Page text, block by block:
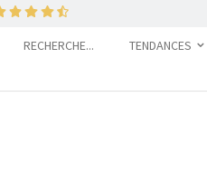
RECHERCHE... TENDANCES